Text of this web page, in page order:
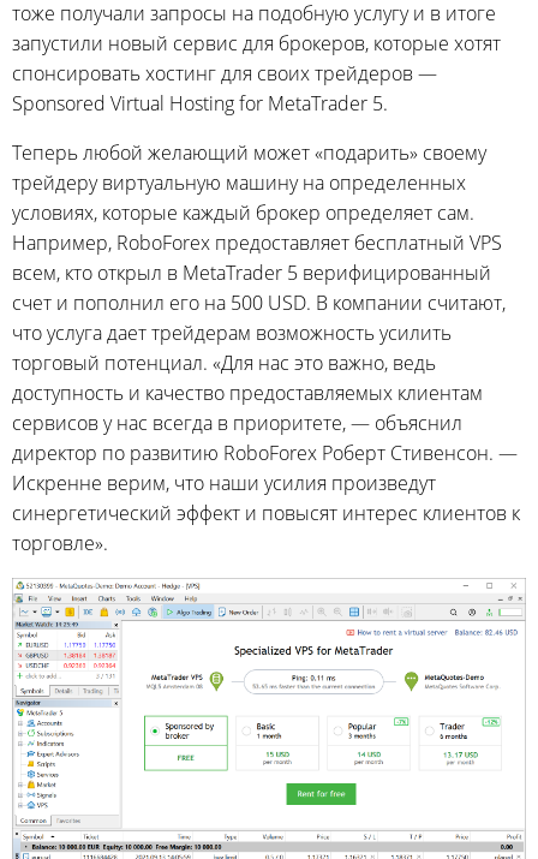
тоже получали запросы на подобную услугу и в итоге
запустили новый сервис для брокеров, которые хотят
спонсировать хостинг для своих трейдеров —
Sponsored Virtual Hosting for MetaTrader 5.
Теперь любой желающий может «подарить» своему
трейдеру виртуальную машину на определенных
условиях, которые каждый брокер определяет сам.
Например, RoboForex предоставляет бесплатный VPS
всем, кто открыл в MetaTrader 5 верифицированный
счет и пополнил его на 500 USD. В компании считают,
что услуга дает трейдерам возможность усилить
торговый потенциал. «Для нас это важно, ведь
доступность и качество предоставляемых клиентам
сервисов у нас всегда в приоритете, — объяснил
директор по развитию RoboForex Роберт Стивенсон. —
Искренне верим, что наши усилия произведут
синергетический эффект и повысят интерес клиентов к
торговле».